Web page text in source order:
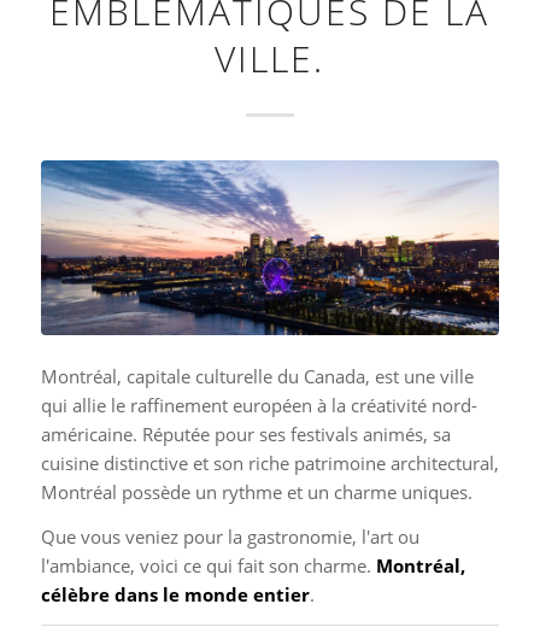
EMBLÉMATIQUES DE LA
VILLE.
Montréal, capitale culturelle du Canada, est une ville
qui allie le raffinement européen à la créativité nord-
américaine. Réputée pour ses festivals animés, sa
cuisine distinctive et son riche patrimoine architectural,
Montréal possède un rythme et un charme uniques.
Que vous veniez pour la gastronomie, l'art ou
l'ambiance, voici ce qui fait son charme. Montréal,
célèbre dans le monde entier.